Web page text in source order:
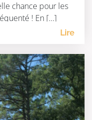
chance pour les
! En […]
Lire